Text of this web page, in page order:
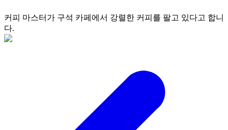
커피 마스터가 구석 카페에서 강렬한 커피를 팔고 있다고 합니
다.